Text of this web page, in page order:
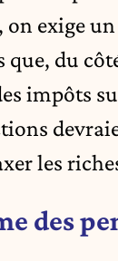
on exige
du
impôts
les
des